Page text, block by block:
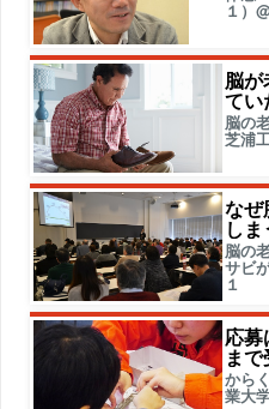
１）
脳
てい
脳の
芝浦
なぜ
し
脳の
サビ
１
応
ま
から
業大